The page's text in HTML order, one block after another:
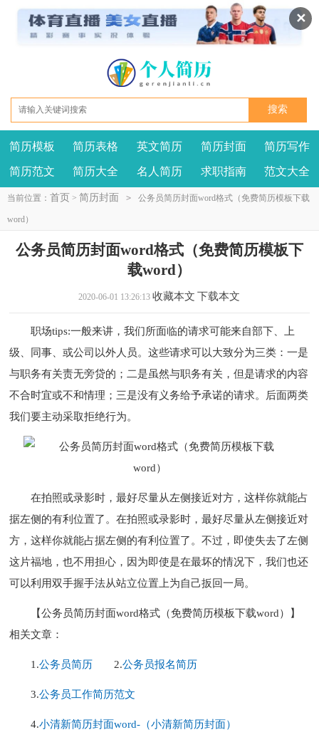
✕
我要投稿 投诉建议
简历模板 简历表格 英文简历 简历封面 简历写作
简历范文 简历大全 名人简历 求职指南 范文大全
当前位置： 首页 > 简历封面 > 公务员简历封面word格式（免费简历模板下载
word）
公务员简历封面word格式（免费简历模板下
载word）
2020-06-01 13:26:13 收藏本文 下载本文
职场tips:一般来讲，我们所面临的请求可能来自部下、上
级、同事、或公司以外人员。这些请求可以大致分为三类：一是
与职务有关责无旁贷的；二是虽然与职务有关，但是请求的内容
不合时宜或不和情理；三是没有义务给予承诺的请求。后面两类
我们要主动采取拒绝行为。
在拍照或录影时，最好尽量从左侧接近对方，这样你就能占
据左侧的有利位置了。在拍照或录影时，最好尽量从左侧接近对
方，这样你就能占据左侧的有利位置了。不过，即使失去了左侧
这片福地，也不用担心，因为即使是在最坏的情况下，我们也还
可以利用双手握手法从站立位置上为自己扳回一局。
【公务员简历封面word格式（免费简历模板下载word）】
相关文章：
1.公务员简历 2.公务员报名简历
3.公务员工作简历范文
4.小清新简历封面word-（小清新简历封面）